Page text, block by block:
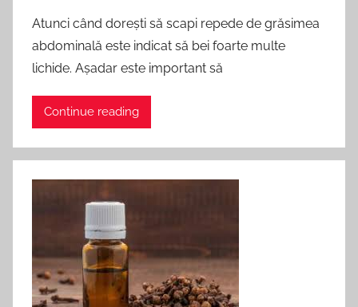
Atunci când dorești să scapi repede de grăsimea
abdominală este indicat să bei foarte multe
lichide. Așadar este important să
Continue reading